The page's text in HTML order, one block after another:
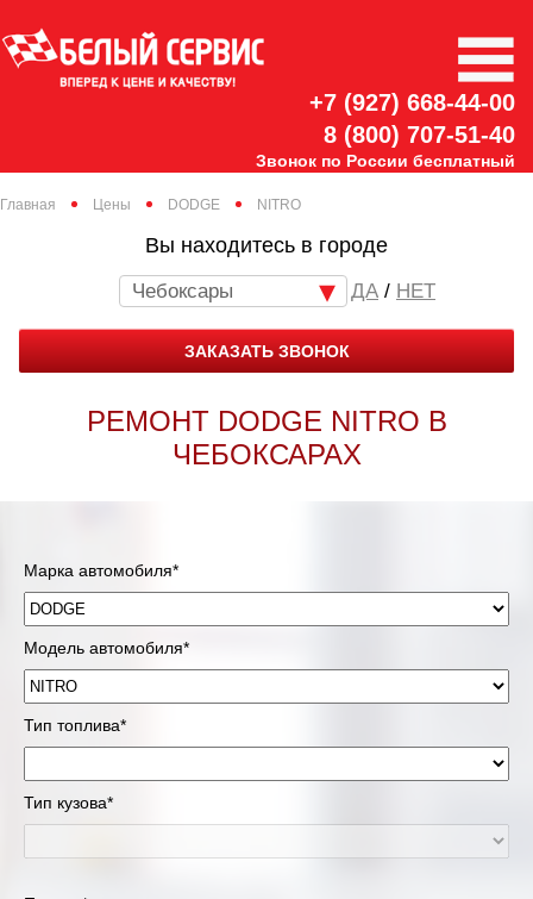
+7 (927) 668-44-00
8 (800) 707-51-40
Звонок по России бесплатный
Главная Цены DODGE NITRO
Вы находитесь в городе
Чебоксары / НЕТ
ЗАКАЗАТЬ ЗВОНОК
РЕМОНТ DODGE NITRO В
ЧЕБОКСАРАХ
Марка автомобиля*
Модель автомобиля*
Тип топлива*
Тип кузова*